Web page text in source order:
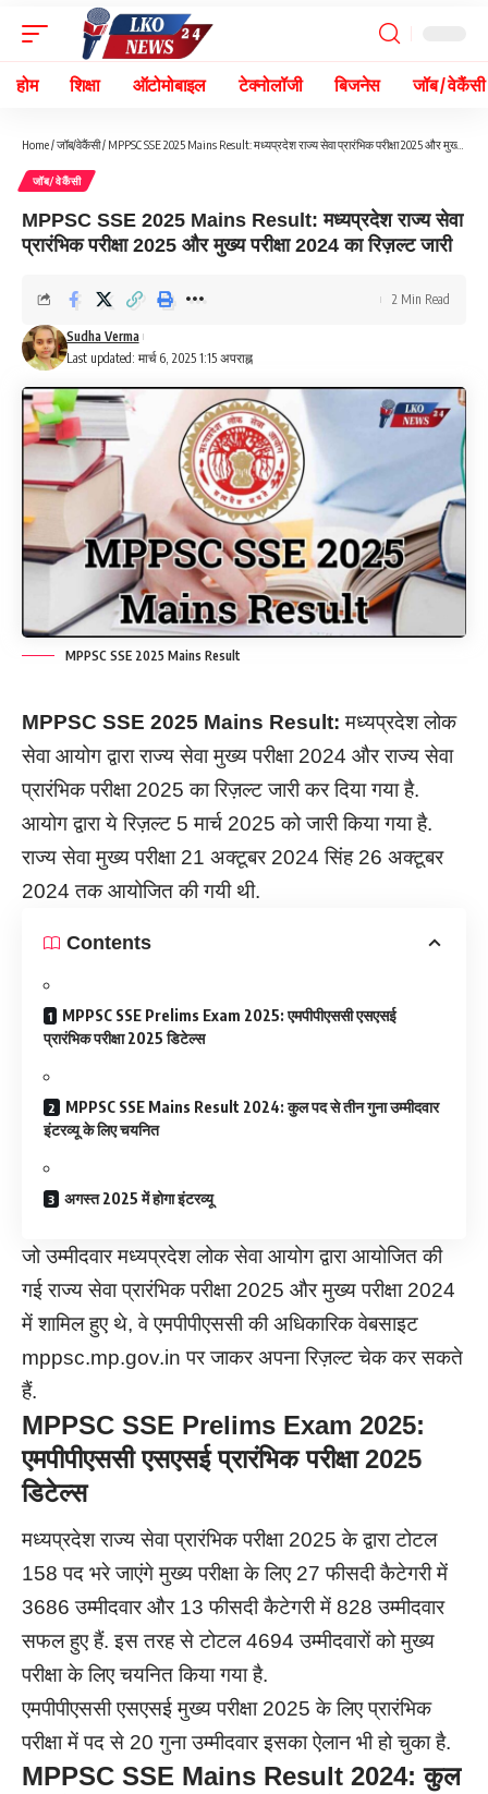
होम शिक्षा ऑटोमोबाइल टेक्नोलॉजी बिजनेस जॉब / वेकैंसी
Home/जॉब/वेकैंसी/ MPPSC SSE 2025 Mains Result: मध्यप्रदेश राज्य सेवा प्रारंभिक परीक्षा 2025 और मुख्य परीक्षा 2024 का रिज़ल्ट जारी
जॉब/वेकैंसी
MPPSC SSE 2025 Mains Result: मध्यप्रदेश राज्य सेवा
प्रारंभिक परीक्षा 2025 और मुख्य परीक्षा 2024 का रिज़ल्ट जारी
Last updated: मार्च 6, 2025 1:15 अपराह्न
Sudha Verma
2 Min Read
MPPSC SSE 2025 Mains Result
MPPSC SSE 2025 Mains Result: मध्यप्रदेश लोक
सेवा आयोग द्वारा राज्य सेवा मुख्य परीक्षा 2024 और राज्य सेवा
प्रारंभिक परीक्षा 2025 का रिज़ल्ट जारी कर दिया गया है.
आयोग द्वारा ये रिज़ल्ट 5 मार्च 2025 को जारी किया गया है.
राज्य सेवा मुख्य परीक्षा 21 अक्टूबर 2024 सिंह 26 अक्टूबर
2024 तक आयोजित की गयी थी.
Contents
MPPSC SSE Prelims Exam 2025: एमपीपीएससी एसएसई
प्रारंभिक परीक्षा 2025 डिटेल्स
MPPSC SSE Mains Result 2024: कुल पद से तीन गुना उम्मीदवार
इंटरव्यू के लिए चयनित
अगस्त 2025 में होगा इंटरव्यू
जो उम्मीदवार मध्यप्रदेश लोक सेवा आयोग द्वारा आयोजित की
गई राज्य सेवा प्रारंभिक परीक्षा 2025 और मुख्य परीक्षा 2024
में शामिल हुए थे, वे एमपीपीएससी की अधिकारिक वेबसाइट
mppsc.mp.gov.in पर जाकर अपना रिज़ल्ट चेक कर सकते
हैं.
MPPSC SSE Prelims Exam 2025:
एमपीपीएससी एसएसई प्रारंभिक परीक्षा2025
डिटेल्स
मध्यप्रदेश राज्य सेवा प्रारंभिक परीक्षा 2025 के द्वारा टोटल
158 पद भरे जाएंगे मुख्य परीक्षा के लिए 27 फीसदी कैटेगरी में
3686 उम्मीदवार और 13 फीसदी कैटेगरी में 828 उम्मीदवार
सफल हुए हैं. इस तरह से टोटल 4694 उम्मीदवारों को मुख्य
परीक्षा के लिए चयनित किया गया है.
एमपीपीएससी एसएसई मुख्य परीक्षा 2025 के लिए प्रारंभिक
परीक्षा में पद से 20 गुना उम्मीदवार इसका ऐलान भी हो चुका है.
MPPSC SSE Mains Result 2024:कुल